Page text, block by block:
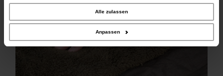
unserer Website an unsere Partner für soziale Medien, Werbung und Analysen
weiter. Unsere Partner führen diese Informationen möglicherweise mit weiteren
Daten zusammen, die Sie ihnen bereitgestellt haben oder die sie im Rahmen
Ihrer Nutzung der Dienste gesammelt haben.
Alle zulassen
Anpassen